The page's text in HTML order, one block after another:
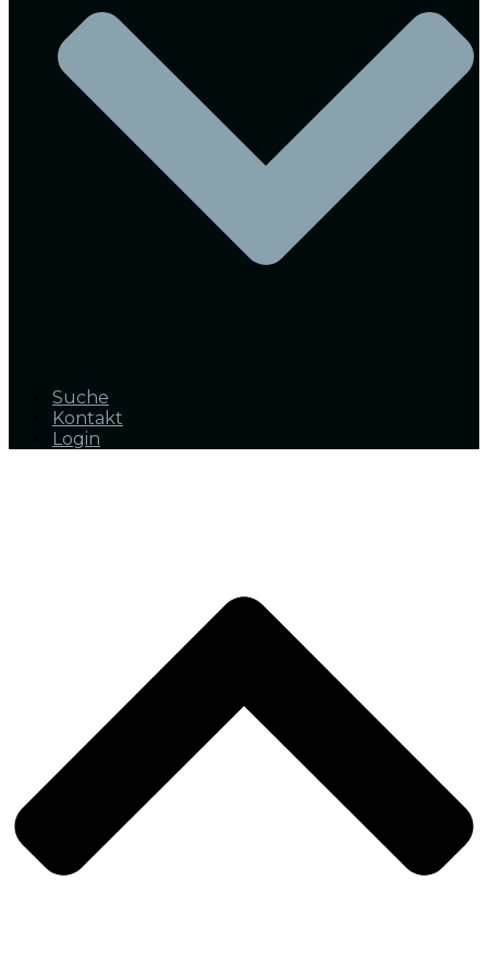
Suche
Kontakt
Login